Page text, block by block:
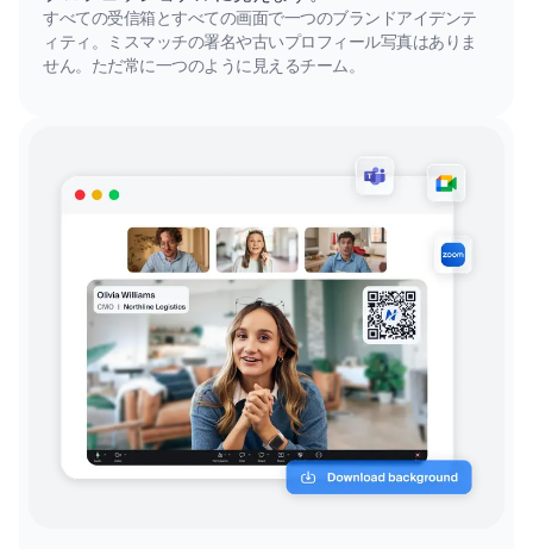
すべての受信箱とすべての画面で一つのブランドアイデンテ
ィティ。ミスマッチの署名や古いプロフィール写真はありま
せん。ただ常に一つのように見えるチーム。